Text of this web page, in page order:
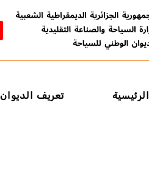
تعريف الديوان الرئيسية